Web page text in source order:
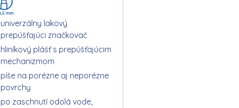
univerzálny lakový
prepúšťajúci značkovač
hliníkový plášť s prepúšťajúcim
mechanizmom
píše na porézne aj neporézne
povrchy
po zaschnutí odolá vode,